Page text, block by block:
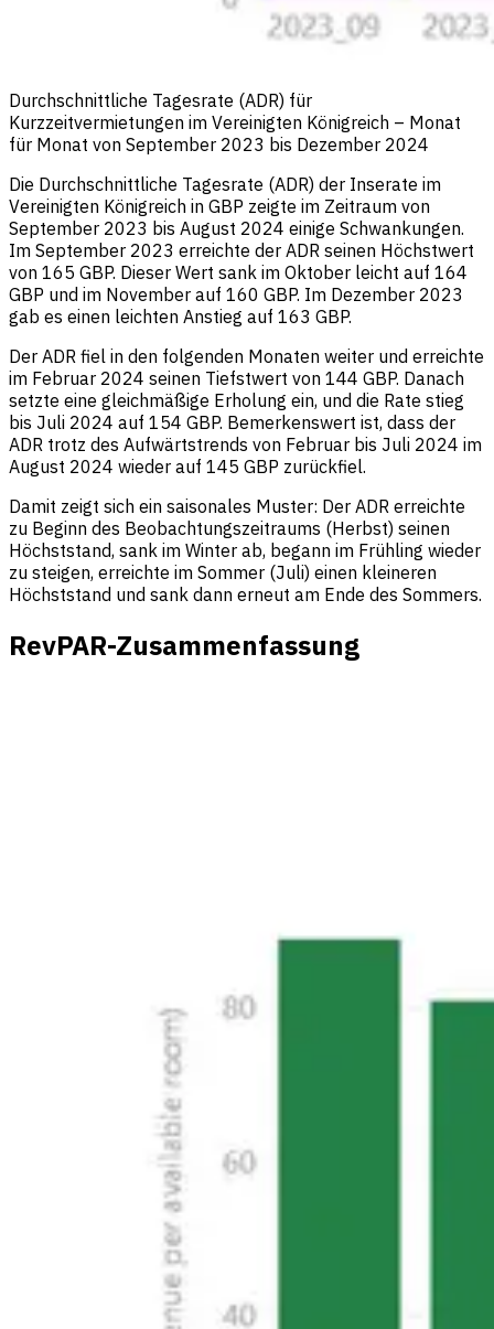
Durchschnittliche Tagesrate (ADR) für
Kurzzeitvermietungen im Vereinigten Königreich – Monat
für Monat von September 2023 bis Dezember 2024
Die Durchschnittliche Tagesrate (ADR) der Inserate im
Vereinigten Königreich in GBP zeigte im Zeitraum von
September 2023 bis August 2024 einige Schwankungen.
Im September 2023 erreichte der ADR seinen Höchstwert
von 165 GBP. Dieser Wert sank im Oktober leicht auf 164
GBP und im November auf 160 GBP. Im Dezember 2023
gab es einen leichten Anstieg auf 163 GBP.
Der ADR fiel in den folgenden Monaten weiter und erreichte
im Februar 2024 seinen Tiefstwert von 144 GBP. Danach
setzte eine gleichmäßige Erholung ein, und die Rate stieg
bis Juli 2024 auf 154 GBP. Bemerkenswert ist, dass der
ADR trotz des Aufwärtstrends von Februar bis Juli 2024 im
August 2024 wieder auf 145 GBP zurückfiel.
Damit zeigt sich ein saisonales Muster: Der ADR erreichte
zu Beginn des Beobachtungszeitraums (Herbst) seinen
Höchststand, sank im Winter ab, begann im Frühling wieder
zu steigen, erreichte im Sommer (Juli) einen kleineren
Höchststand und sank dann erneut am Ende des Sommers.
RevPAR-Zusammenfassung